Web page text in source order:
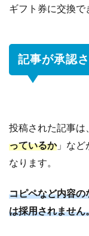
ギフト券に交換で
記事が承認
投稿された記事は
っているか」など
なります。
コピペなど内容の
は採用されません